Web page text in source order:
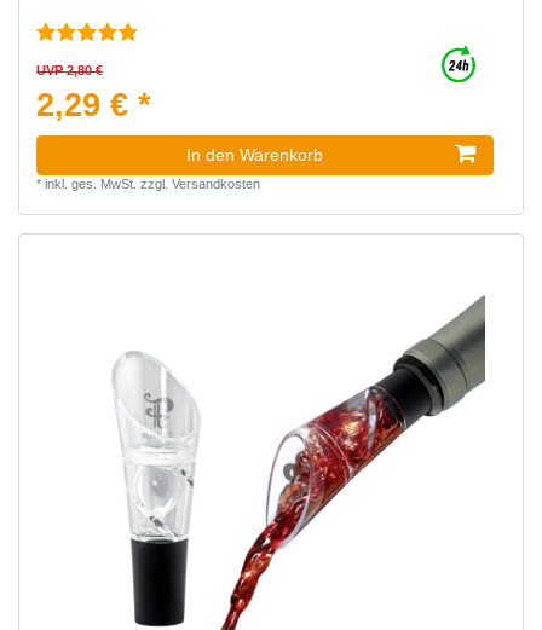
UVP 2,80 €
2,29 € *
In den Warenkorb
* inkl. ges. MwSt. zzgl. Versandkosten